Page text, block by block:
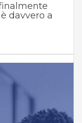
davvero a